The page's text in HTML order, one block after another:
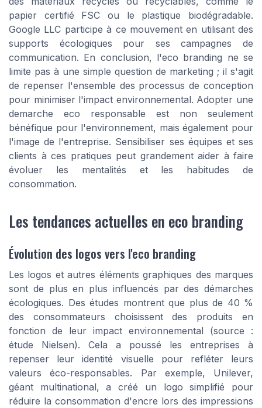
papier certifié FSC ou le plastique biodégradable.
Google LLC participe à ce mouvement en utilisant des
supports écologiques pour ses campagnes de
communication. En conclusion, l'eco branding ne se
limite pas à une simple question de marketing ; il s'agit
de repenser l'ensemble des processus de conception
pour minimiser l'impact environnemental. Adopter une
demarche eco responsable est non seulement
bénéfique pour l'environnement, mais également pour
l'image de l'entreprise. Sensibiliser ses équipes et ses
clients à ces pratiques peut grandement aider à faire
évoluer les mentalités et les habitudes de
consommation.
Les tendances actuelles en eco branding
Évolution des logos vers l'eco branding
Les logos et autres éléments graphiques des marques
sont de plus en plus influencés par des démarches
écologiques. Des études montrent que plus de 40 %
des consommateurs choisissent des produits en
fonction de leur impact environnemental (source :
étude Nielsen). Cela a poussé les entreprises à
repenser leur identité visuelle pour refléter leurs
valeurs éco-responsables. Par exemple, Unilever,
géant multinational, a créé un logo simplifié pour
réduire la consommation d'encre lors des impressions